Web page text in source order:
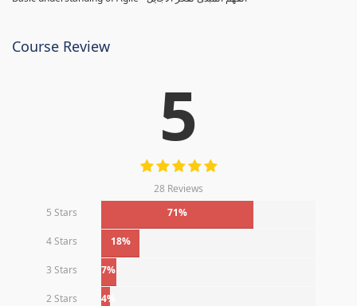
Course Review
5
28 Reviews
5 Stars
71%
4 Stars 18%
3 Stars 7%
2 Stars 4%